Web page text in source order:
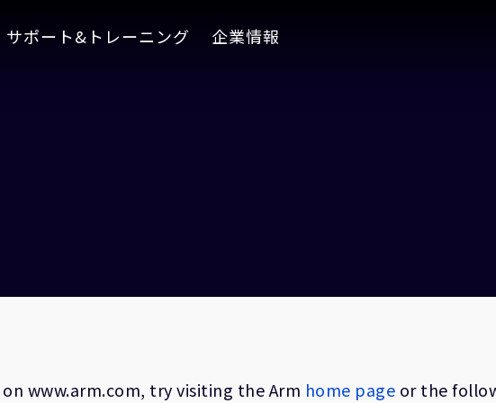
サポート&トレーニング 企業情報
www.arm.com, try visiting the Arm home page or the